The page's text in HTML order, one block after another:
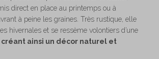
direct en place au printemps ou à
à peine les graines. Très rustique, elle
hivernales et se ressème volontiers d’une
créant ainsi un décor naturel et